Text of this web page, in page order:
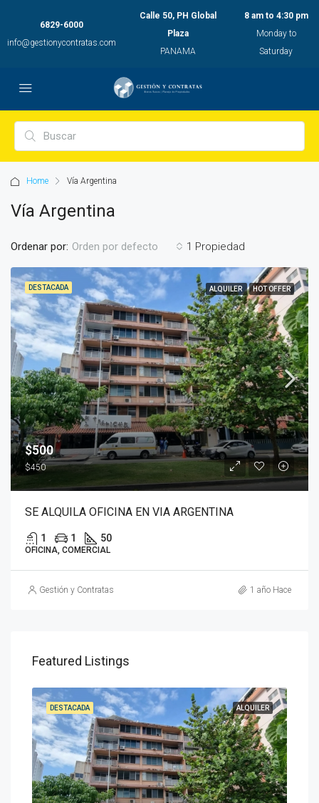
6829-6000
info@gestionycontratas.com
Calle 50, PH Global
Plaza
PANAMA
8 am to 4:30 pm
Monday to
Saturday
Home Vía Argentina
Vía Argentina
1 Propiedad
Ordenar por: Orden por defecto
DESTACADA ALQUILER HOT OFFER
$500
$450
SE ALQUILA OFICINA EN VIA ARGENTINA
1 1 50
OFICINA, COMERCIAL
Gestión y Contratas 1 año Hace
Featured Listings
ALQUILER
DESTACADA